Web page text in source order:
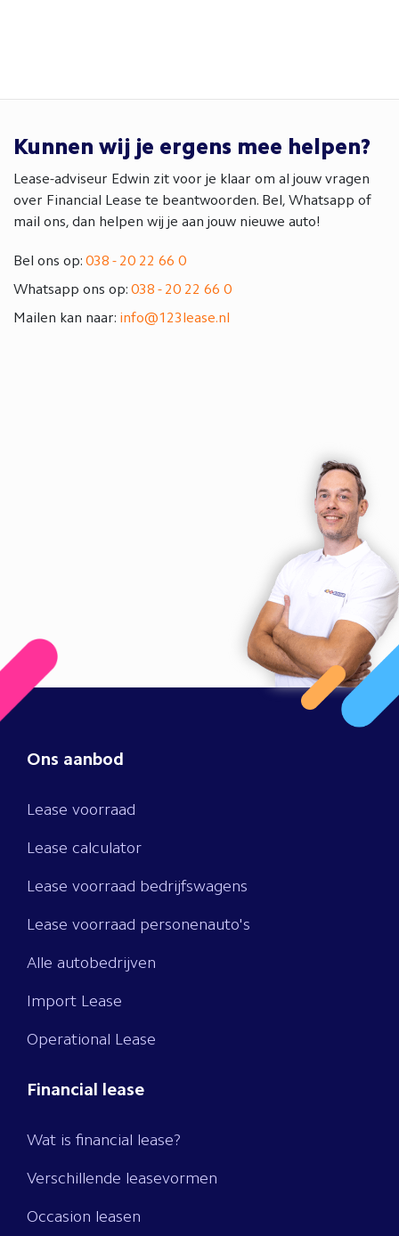
Kunnen wij je ergens mee helpen?
Lease-adviseur Edwin zit voor je klaar om al jouw vragen
over Financial Lease te beantwoorden. Bel, Whatsapp of
mail ons, dan helpen wij je aan jouw nieuwe auto!
Bel ons op: 038 - 20 22 66 0
Whatsapp ons op: 038 - 20 22 66 0
Mailen kan naar: info@123lease.nl
Ons aanbod
Lease voorraad
Lease calculator
Lease voorraad bedrijfswagens
Lease voorraad personenauto's
Alle autobedrijven
Import Lease
Operational Lease
Financial lease
Wat is financial lease?
Verschillende leasevormen
Occasion leasen